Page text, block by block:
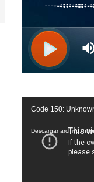
Reproductor
vídeo
Code 150:
Descargar archivo: